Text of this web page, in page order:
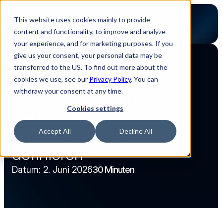
This website uses cookies mainly to provide
content and functionality, to improve and analyze
your experience, and for marketing purposes. If you
give us your consent, your personal data may be
transferred to the US. To find out more about the
cookies we use, see our Privacy Policy. You can
withdraw your consent at any time.
Cookies settings
Accept All Decline All
Zurück zur Webinar Übersicht
Webinar 30 MinutenContentContent
Wie Datalink & Luminovo
die EMS-Standards für
britische Hersteller neu
definieren
Datum: 2. Juni 202630 Minuten